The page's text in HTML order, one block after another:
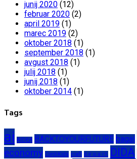
junij 2020 (12)
februar 2020 (2)
april 2019 (1)
marec 2019 (2)
oktober 2018 (1)
september 2018 (1)
avgust 2018 (1)
julij 2018 (1)
junij 2018 (1)
oktober 2014 (1)
Tags
ai AIDEA BACKTOYOURFUTURE bagal
economy CordiKids craft d.e.p.a.r.t. DIDA